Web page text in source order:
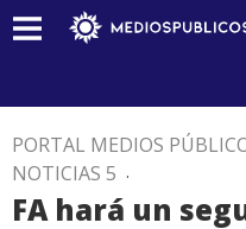
PORTAL MEDIOS
NOTICIAS 5 .
FA hará un